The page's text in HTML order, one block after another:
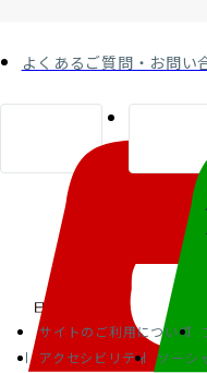
よくあるご質問・お問い
サイトのご利用について
アクセシビリティ
ソーシ